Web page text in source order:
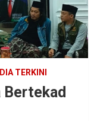
TERKINI
Bertekad